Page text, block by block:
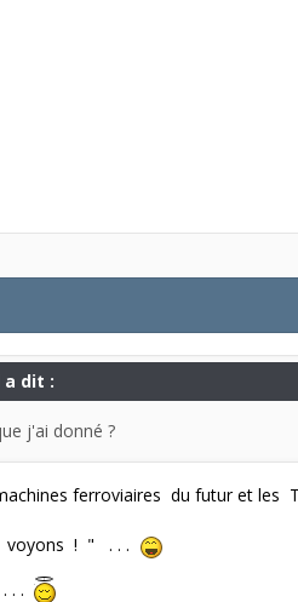
a dit :
j'ai donné ?
ferroviaires du futur et
voyons ! " . . .
. .